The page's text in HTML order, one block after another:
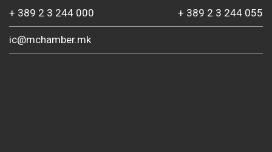
+ 389 2 3 244 000 + 389 2 3 244 055
ic@mchamber.mk